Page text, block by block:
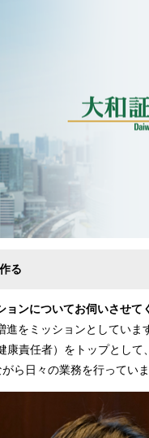
る
ンについてお伺いさせて
をミッションとしていま
康責任者）をトップとし
ら日々の業務を行っていま